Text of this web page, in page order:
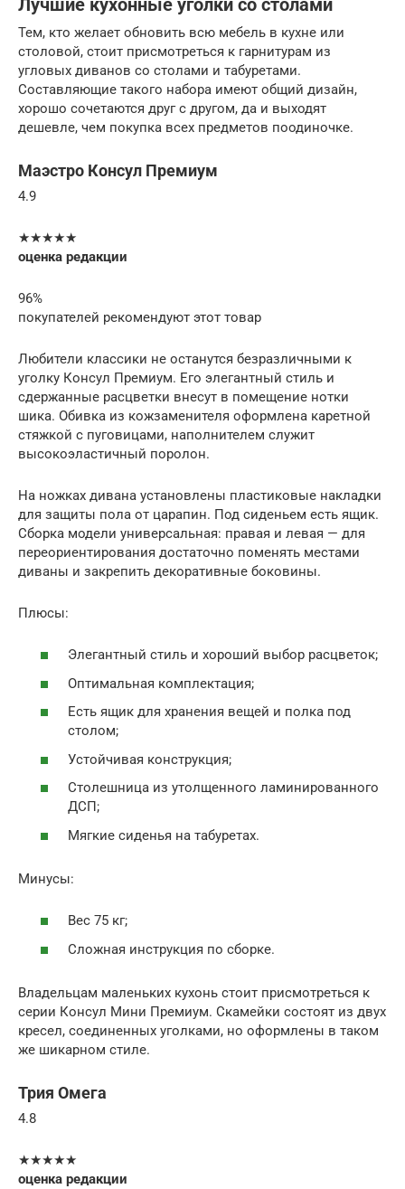
Лучшие кухонные уголки со столами
Тем, кто желает обновить всю мебель в кухне или
столовой, стоит присмотреться к гарнитурам из
угловых диванов со столами и табуретами.
Составляющие такого набора имеют общий дизайн,
хорошо сочетаются друг с другом, да и выходят
дешевле, чем покупка всех предметов поодиночке.
Маэстро Консул Премиум
4.9
★★★★★
оценка редакции
96%
покупателей рекомендуют этот товар
Любители классики не останутся безразличными к
уголку Консул Премиум. Его элегантный стиль и
сдержанные расцветки внесут в помещение нотки
шика. Обивка из кожзаменителя оформлена каретной
стяжкой с пуговицами, наполнителем служит
высокоэластичный поролон.
На ножках дивана установлены пластиковые накладки
для защиты пола от царапин. Под сиденьем есть ящик.
Сборка модели универсальная: правая и левая — для
переориентирования достаточно поменять местами
диваны и закрепить декоративные боковины.
Плюсы:
Элегантный стиль и хороший выбор расцветок;
Оптимальная комплектация;
Есть ящик для хранения вещей и полка под
столом;
Устойчивая конструкция;
Столешница из утолщенного ламинированного
ДСП;
Мягкие сиденья на табуретах.
Минусы:
Вес 75 кг;
Сложная инструкция по сборке.
Владельцам маленьких кухонь стоит присмотреться к
серии Консул Мини Премиум. Скамейки состоят из двух
кресел, соединенных уголками, но оформлены в таком
же шикарном стиле.
Трия Омега
4.8
★★★★★
оценка редакции